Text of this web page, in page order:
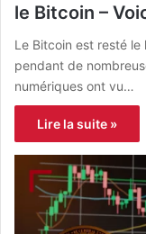
le Bitcoin –
Le Bitcoin est resté
pendant de
numériques ont vu…
Lire la suite »